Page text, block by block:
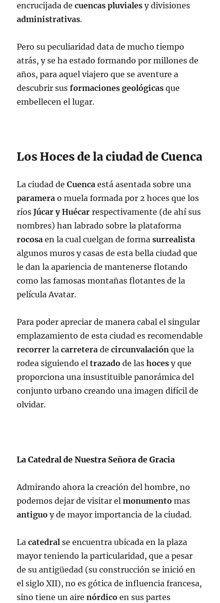
encrucijada decuencas pluviales y divisiones
administrativas.
Pero su peculiaridad data de mucho tiempo
atrás, y se ha estado formando por millones de
años, para aquel viajero que se aventure a
descubrir susformaciones geológicas que
embellecen el lugar.
Los Hoces de la ciudad de Cuenca
La ciudad deCuenca está asentada sobre una
paramera o muela formada por 2 hoces que los
ríosJúcar y Huécar respectivamente (de ahí sus
nombres) han labrado sobre la plataforma
rocosa en la cual cuelgan de formasurrealista
algunos muros y casas de esta bella ciudad que
le dan la apariencia de mantenerse flotando
como las famosas montañas flotantes de la
película Avatar.
Para poder apreciar de manera cabal el singular
emplazamiento de esta ciudad es recomendable
recorrer lacarretera decircunvalación que la
rodea siguiendo eltrazado de lashoces y que
proporciona una insustituible panorámica del
conjunto urbano creando una imagen difícil de
olvidar.
La Catedral de Nuestra Señora de Gracia
Admirando ahora la creación del hombre, no
podemos dejar de visitar elmonumento mas
antiguo y de mayor importancia de la ciudad.
Lacatedral se encuentra ubicada en la plaza
mayor teniendo la particularidad, que a pesar
de su antigüedad (su construcción se inició en
el siglo XII), no es gótica de influencia francesa,
sino tiene un airenórdico en sus partes